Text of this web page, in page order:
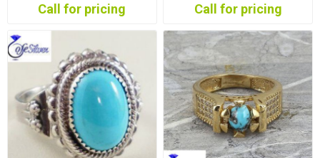
Call for pricing Call for pricing